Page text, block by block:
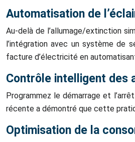
Automatisation de
Au-delà de l’allumage/extinction
l’intégration avec un système de
facture d’électricité en
Contrôle intelligent des
Programmez le démarrage et
récente a démontré que cette
Optimisation de la